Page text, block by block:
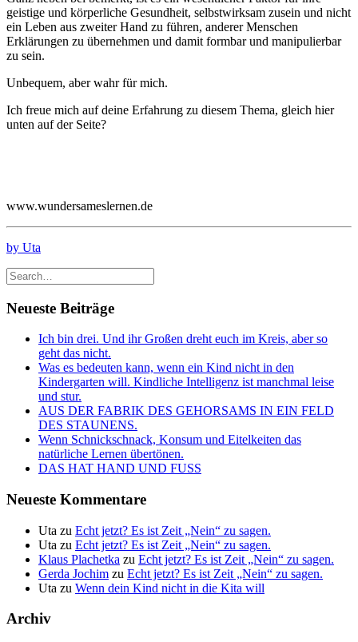
geistige und körperliche Gesundheit, selbstwirksam zusein und nicht
ein Leben aus zweiter Hand zu führen, anderer Menschen
Erklärungen zu übernehmen und damit formbar und manipulierbar
zu sein.
Unbequem, aber wahr für mich.
Ich freue mich auf deine Erfahrung zu diesem Thema, gleich hier
unten auf der Seite?
www.wundersameslernen.de
by Uta
Neueste Beiträge
Ich bin drei. Und ihr Großen dreht euch im Kreis, aber so
geht das nicht.
Was es bedeuten kann, wenn ein Kind nicht in den
Kindergarten will. Kindliche Intelligenz ist manchmal leise
und stur.
AUS DER FABRIK DES GEHORSAMS IN EIN FELD
DES STAUNENS.
Wenn Schnickschnack, Konsum und Eitelkeiten das
natürliche Lernen übertönen.
DAS HAT HAND UND FUSS
Neueste Kommentare
Uta zu Echt jetzt? Es ist Zeit „Nein“ zu sagen.
Uta zu Echt jetzt? Es ist Zeit „Nein“ zu sagen.
Klaus Plachetka zu Echt jetzt? Es ist Zeit „Nein“ zu sagen.
Gerda Jochim zu Echt jetzt? Es ist Zeit „Nein“ zu sagen.
Uta zu Wenn dein Kind nicht in die Kita will
Archiv